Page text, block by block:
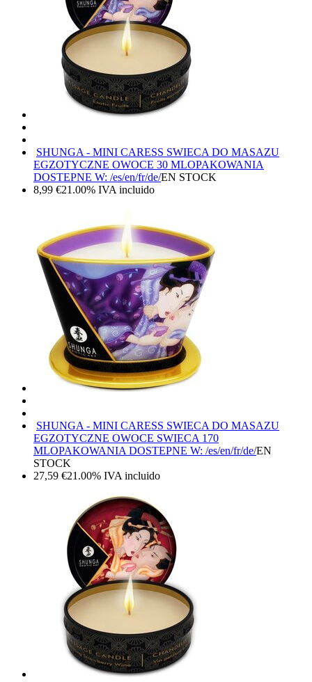
SHUNGA - MINI CARESS SWIECA DO MASAZU
EGZOTYCZNE OWOCE 30 MLOPAKOWANIA
DOSTEPNE W: /es/en/fr/de/EN STOCK
8,99 €21.00% IVA incluido
SHUNGA - MINI CARESS SWIECA DO MASAZU
EGZOTYCZNE OWOCE SWIECA 170
MLOPAKOWANIA DOSTEPNE W: /es/en/fr/de/EN
STOCK
27,59 €21.00% IVA incluido